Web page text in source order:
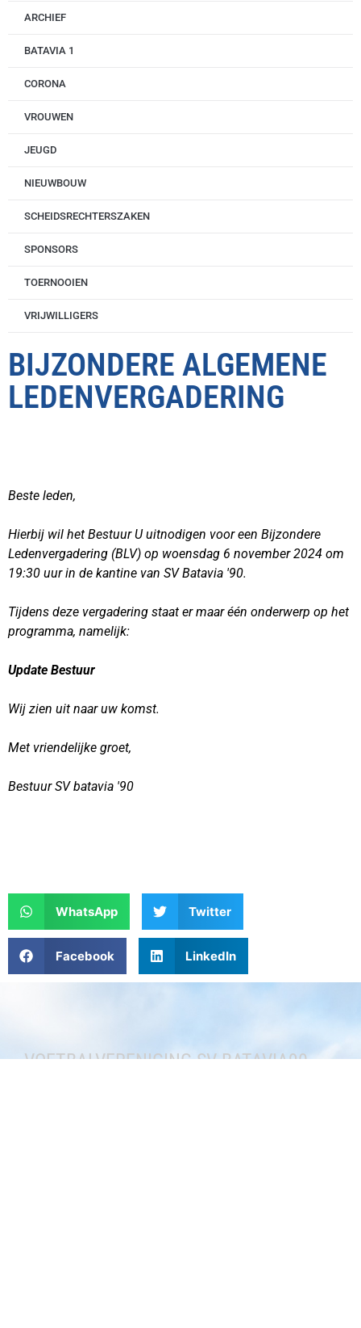
ARCHIEF
BATAVIA 1
CORONA
VROUWEN
JEUGD
NIEUWBOUW
SCHEIDSRECHTERSZAKEN
SPONSORS
TOERNOOIEN
VRIJWILLIGERS
BIJZONDERE ALGEMENE
LEDENVERGADERING
Beste leden,
Hierbij wil het Bestuur U uitnodigen voor een Bijzondere
Ledenvergadering (BLV) op woensdag 6 november 2024 om
19:30 uur in de kantine van SV Batavia '90.
Tijdens deze vergadering staat er maar één onderwerp op het
programma, namelijk:
Update Bestuur
Wij zien uit naar uw komst.
Met vriendelijke groet,
Bestuur SV batavia '90
WhatsApp Twitter
Facebook LinkedIn
VOETBALVERENIGING SV BATAVIA90